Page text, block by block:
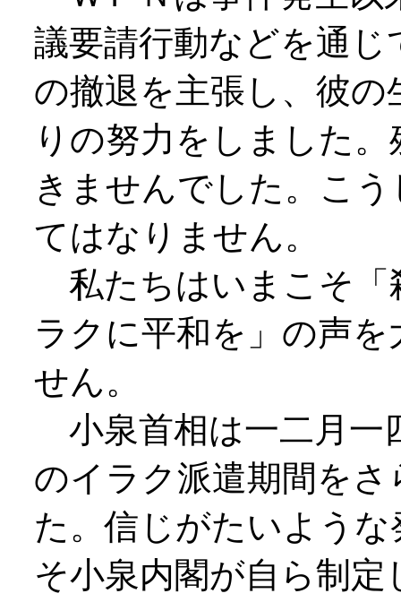
議要請行動などを通
の撤退を主張し、彼
りの努力をしました
きませんでした。こ
てはなりません。
私たちはいまこそ「
ラクに平和を」の声
せん。
小泉首相は一二月一
のイラク派遣期間を
た。信じがたいよう
そ小泉内閣が自ら制